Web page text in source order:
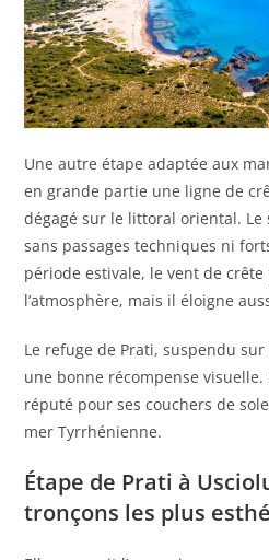
Une autre étape adaptée aux
en grande partie une ligne de
dégagé sur le littoral oriental.
sans passages techniques ni
période estivale, le vent de
l’atmosphère, mais il éloigne
Le refuge de Prati, suspendu
une bonne récompense
réputé pour ses couchers de
mer Tyrrhénienne.
Étape de Prati à
tronçons les plus